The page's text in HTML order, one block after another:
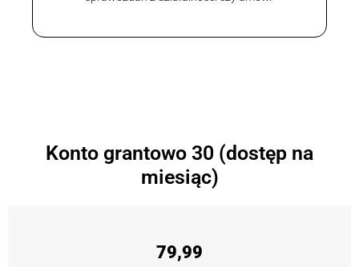
Konto grantowo 30 (dostęp na
miesiąc)
79,99